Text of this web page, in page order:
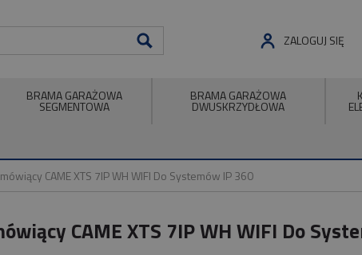
ZALOGUJ SIĘ
BRAMA GARAŻOWA
SEGMENTOWA
BRAMA GARAŻOWA
DWUSKRZYDŁOWA
CAME XTS 7IP WH WIFI Do Systemów IP 360
CAME XTS 7IP WH WIFI Do